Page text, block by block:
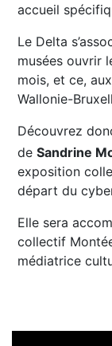
accueil
Le Delta
musées ouvrir
mois, et ce,
Wallonie-
Découvrez
deSandrine
exposition
départ du
Elle sera
collectif
médiatrice